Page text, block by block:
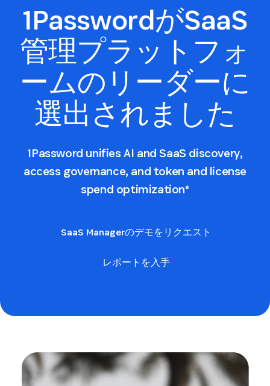
1PasswordがSaaS
管理プラットフォ
ームのリーダーに
選出されました
1Password unifies AI and SaaS discovery,
access governance, and token and license
spend optimization*
SaaS Managerのデモをリクエスト
レポートを入手